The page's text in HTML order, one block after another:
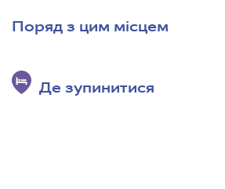
Поряд з цим місцем
Де зупинитися